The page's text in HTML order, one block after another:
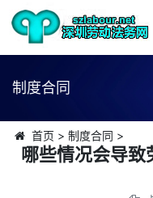
制度合同
首页 > 制度合同 >
哪些情况会导致